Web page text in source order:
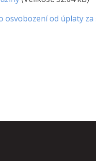
osvobození od úplaty